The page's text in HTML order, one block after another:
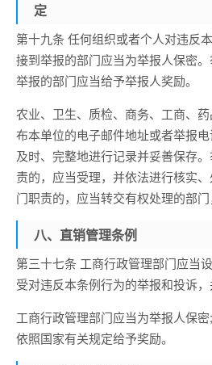
定
第十九条 任何组织或者个人对违反
接到举报的部门应当为举报人保密
举报的部门应当给予举报人奖励。
农业、卫生、质检、商务、工商、
布本单位的电子邮件地址或者举报
及时、完整地进行记录并妥善保存
责的，应当受理，并依法进行核实
门职责的，应当转交有权处理的部门
八、直销管理条例
第三十七条 工商行政管理部门应当
受对违反本条例行为的举报和投诉，
工商行政管理部门应当为举报人保
依照国家有关规定给予奖励。